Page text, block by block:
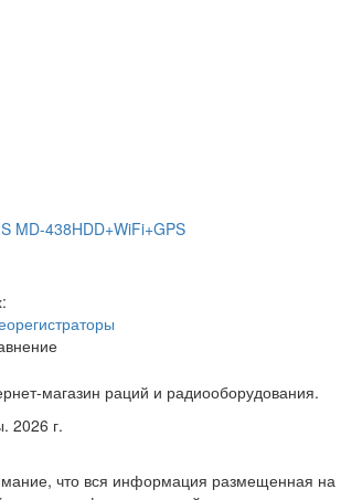
MD-438HDD+WiFi+GPS
магазин раций и радиооборудования.
2026 г.
что вся информация размещенная на